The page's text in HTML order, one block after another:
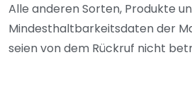
Alle anderen Sorten, Produkte
Mindesthaltbarkeitsdaten der
seien von dem Rückruf nicht